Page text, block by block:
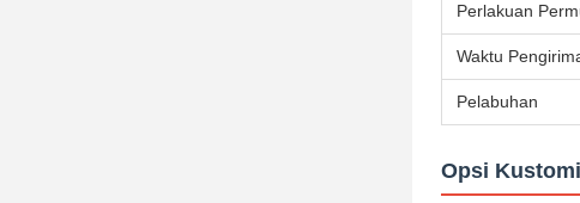
Perlakuan
Waktu
Pelabuhan
Opsi